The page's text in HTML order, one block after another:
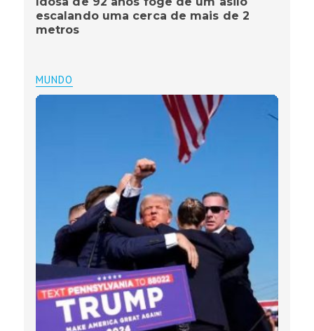
escalando uma cerca de mais de 2
metros
MUNDO